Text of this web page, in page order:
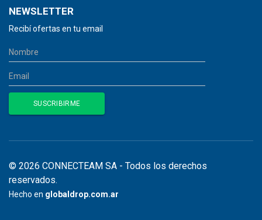
NEWSLETTER
Recibí ofertas en tu email
© 2026 CONNECTEAM SA - Todos los derechos
reservados.
Hecho en globaldrop.com.ar